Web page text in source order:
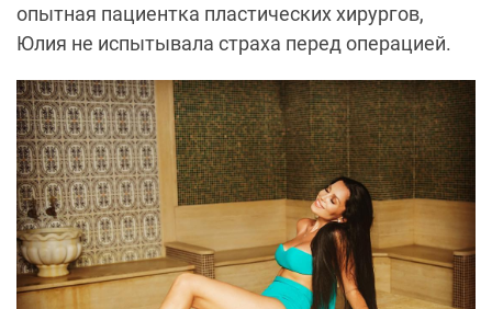
опытная пациентка пластических хирургов,
Юлия не испытывала страха перед операцией.